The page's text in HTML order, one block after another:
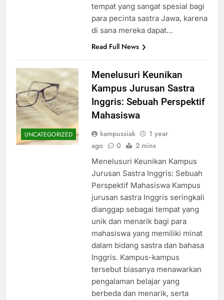
tempat yang sangat spesial bagi
para pecinta sastra Jawa, karena
di sana mereka dapat…
Read Full News
UNCATEGORIZED
Menelusuri Keunikan
Kampus Jurusan Sastra
Inggris: Sebuah Perspektif
Mahasiswa
kampussiak
1 year
ago
0 2 mins
Menelusuri Keunikan Kampus
Jurusan Sastra Inggris: Sebuah
Perspektif Mahasiswa Kampus
jurusan sastra Inggris seringkali
dianggap sebagai tempat yang
unik dan menarik bagi para
mahasiswa yang memiliki minat
dalam bidang sastra dan bahasa
Inggris. Kampus-kampus
tersebut biasanya menawarkan
pengalaman belajar yang
berbeda dan menarik, serta